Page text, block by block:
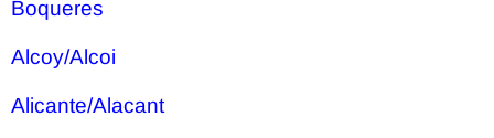
Boqueres
Alcoy/Alcoi
Alicante/Alacant